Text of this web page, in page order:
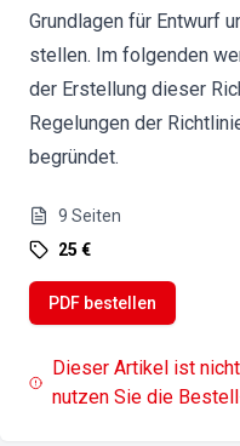
Grundlagen für Entwurf
stellen. Im folgenden
der Erstellung dieser
Regelungen der
begründet.
9 Seiten
25 €
PDF bestellen
Dieser Artikel ist
nutzen Sie die